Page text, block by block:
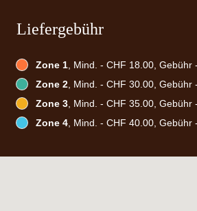
Liefergebühr
Zone 1, Mind. - CHF 18.00, Gebühr
Zone 2, Mind. - CHF 30.00, Gebühr
Zone 3, Mind. - CHF 35.00, Gebühr
Zone 4, Mind. - CHF 40.00, Gebühr